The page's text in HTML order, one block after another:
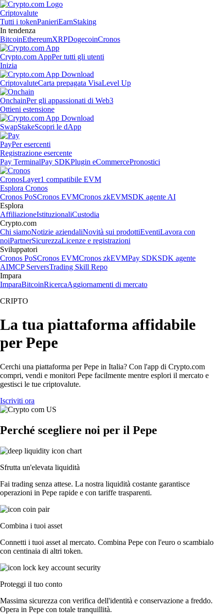
Criptovalute
Tutti i tokenPanieriEarnStaking
In tendenza
BitcoinEthereumXRPDogecoinCronos
Crypto.com AppPer tutti gli utenti
Inizia
CriptovaluteCarta prepagata VisaLevel Up
OnchainPer gli appassionati di Web3
Ottieni estensione
SwapStakeScopri le dApp
PayPer esercenti
Registrazione esercente
Pay TerminalPay SDKPlugin eCommercePronostici
CronosLayer1 compatibile EVM
Esplora Cronos
Cronos PoSCronos EVMCronos zkEVMSDK agente AI
Esplora
AffiliazioneIstituzionaliCustodia
Crypto.com
Chi siamoNotizie aziendaliNovità sui prodottiEventiLavora con
noiPartnerSicurezzaLicenze e registrazioni
Sviluppatori
Cronos PoSCronos EVMCronos zkEVMPay SDKSDK agente
AIMCP ServersTrading Skill Repo
Impara
ImparaBitcoinRicercaAggiornamenti di mercato
CRIPTO
La tua piattaforma affidabile
per Pepe
Cerchi una piattaforma per Pepe in Italia? Con l'app di Crypto.com
compri, vendi e monitori Pepe facilmente mentre esplori il mercato e
gestisci le tue criptovalute.
Iscriviti ora
Perché scegliere noi per il Pepe
Sfrutta un'elevata liquidità
Fai trading senza attese. La nostra liquidità costante garantisce
operazioni in Pepe rapide e con tariffe trasparenti.
Combina i tuoi asset
Connetti i tuoi asset al mercato. Combina Pepe con l'euro o scambialo
con centinaia di altri token.
Proteggi il tuo conto
Massima sicurezza con verifica dell'identità e conservazione a freddo.
Opera in Pepe con totale tranquillità.